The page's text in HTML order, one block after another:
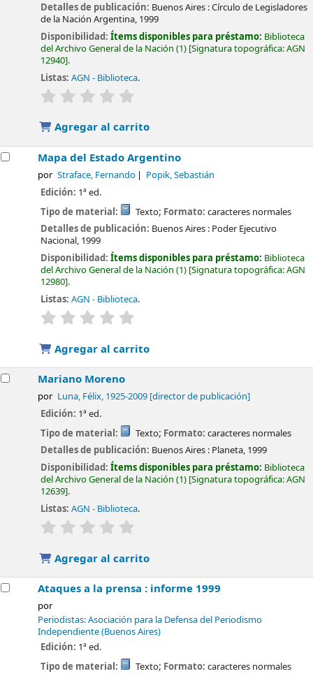
Detalles de publicación: Buenos Aires :Círculo de Legisladores
de la Nación Argentina, 1999
Disponibilidad:Ítems disponibles para préstamo: Biblioteca
del Archivo General de la Nación (1) Signatura topográfica:AGN
12940 .
Listas: AGN - Biblioteca.
valoración
Agregar al carrito
Mapa del Estado Argentino
por Straface, Fernando Popik, Sebastián
Edición: 1ª ed.
Tipo de material:
Texto; Formato: caracteres normales
Detalles de publicación: Buenos Aires : Poder Ejecutivo
Nacional, 1999
Disponibilidad:Ítems disponibles para préstamo: Biblioteca
del Archivo General de la Nación (1) Signatura topográfica:AGN
12980 .
Listas: AGN - Biblioteca.
valoración
Agregar al carrito
Mariano Moreno
por Luna, Félix, 1925-2009[director de publicación]
Edición: 1ª ed.
Tipo de material:
Texto; Formato: caracteres normales
Detalles de publicación: Buenos Aires : Planeta, 1999
Disponibilidad:Ítems disponibles para préstamo: Biblioteca
del Archivo General de la Nación (1) Signatura topográfica:AGN
12639 .
Listas: AGN - Biblioteca.
valoración
Agregar al carrito
Ataques a la prensa : informe 1999
por
Periodistas: Asociación para la Defensa del Periodismo
Independiente (Buenos Aires)
Edición: 1ª ed.
Tipo de material:
Texto; Formato: caracteres normales